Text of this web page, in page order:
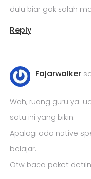
dulu biar gak salah
Reply
Fajarwalker
Wah, ruang guru ya.
satu ini yang bikin.
Apalagi ada native
belajar.
Otw baca paket